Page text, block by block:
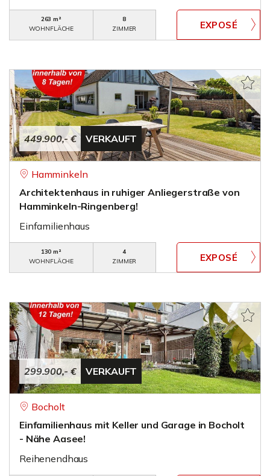
263 m²
WOHNFLÄCHE
8
ZIMMER
449.900,- € VERKAUFT
Hamminkeln
Architektenhaus in ruhiger Anliegerstraße von
Hamminkeln-Ringenberg!
Einfamilienhaus
130 m²
WOHNFLÄCHE
4
ZIMMER
299.900,- € VERKAUFT
Bocholt
Einfamilienhaus mit Keller und Garage in Bocholt
- Nähe Aasee!
Reihenendhaus